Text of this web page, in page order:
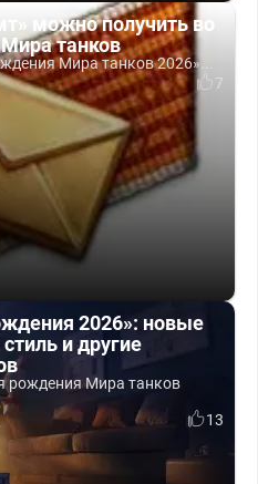
можно получить во
танков
Мира танков 2026»...
7
2026»: новые
и другие
рождения Мира танков
13